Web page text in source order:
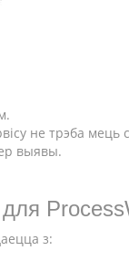
не трэба мець
выявы.
з: